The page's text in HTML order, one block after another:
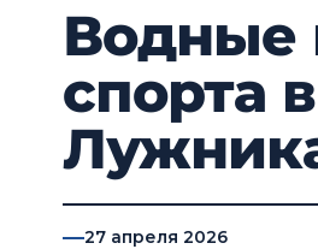
Водные
спорта в
27 апреля 2026